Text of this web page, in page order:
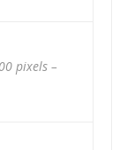
pixels –